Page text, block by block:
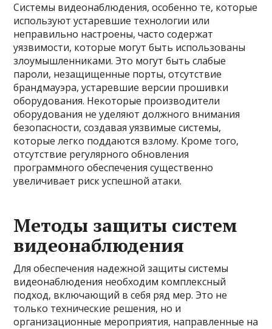
Системы видеонаблюдения, особенно те, которые
используют устаревшие технологии или
неправильно настроены, часто содержат
уязвимости, которые могут быть использованы
злоумышленниками. Это могут быть слабые
пароли, незащищенные порты, отсутствие
брандмауэра, устаревшие версии прошивки
оборудования. Некоторые производители
оборудования не уделяют должного внимания
безопасности, создавая уязвимые системы,
которые легко поддаются взлому. Кроме того,
отсутствие регулярного обновления
программного обеспечения существенно
увеличивает риск успешной атаки.
Методы защиты систем
видеонаблюдения
Для обеспечения надежной защиты системы
видеонаблюдения необходим комплексный
подход, включающий в себя ряд мер. Это не
только технические решения, но и
организационные мероприятия, направленные на